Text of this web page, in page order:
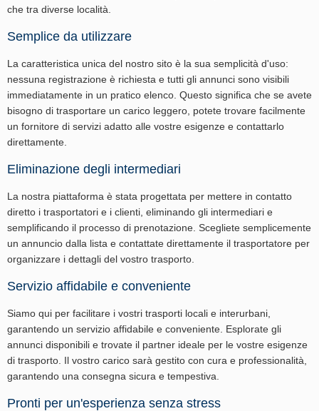
che tra diverse località.
Semplice da utilizzare
La caratteristica unica del nostro sito è la sua semplicità d'uso:
nessuna registrazione è richiesta e tutti gli annunci sono visibili
immediatamente in un pratico elenco. Questo significa che se avete
bisogno di trasportare un carico leggero, potete trovare facilmente
un fornitore di servizi adatto alle vostre esigenze e contattarlo
direttamente.
Eliminazione degli intermediari
La nostra piattaforma è stata progettata per mettere in contatto
diretto i trasportatori e i clienti, eliminando gli intermediari e
semplificando il processo di prenotazione. Scegliete semplicemente
un annuncio dalla lista e contattate direttamente il trasportatore per
organizzare i dettagli del vostro trasporto.
Servizio affidabile e conveniente
Siamo qui per facilitare i vostri trasporti locali e interurbani,
garantendo un servizio affidabile e conveniente. Esplorate gli
annunci disponibili e trovate il partner ideale per le vostre esigenze
di trasporto. Il vostro carico sarà gestito con cura e professionalità,
garantendo una consegna sicura e tempestiva.
Pronti per un'esperienza senza stress